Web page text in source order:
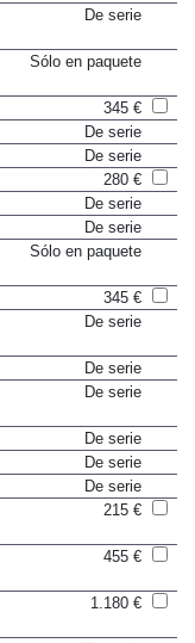
345 €
De serie
De serie
280 €
De serie
De serie
345 €
De serie
De serie
De serie
De serie